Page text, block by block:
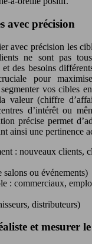
avec précision
avec précision les
ne sont pas
des besoins
pour
vos cibles
valeur (chiffre
d’intérêt ou
précise permet
ainsi une pertinence
: nouveaux clients,
salons ou événements)
: commerciaux,
distributeurs)
et mesurer